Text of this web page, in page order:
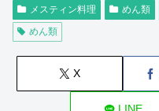
メスティン料理 めん類
めん類
X